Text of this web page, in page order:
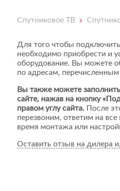
Спутниковое ТВ
Для того чтобы
необходимо приобрести и
оборудование. Вы можете
по адресам,
Вы также можете
сайте, нажав на кнопку
правом углу сайта. После
перезвоним, ответим на
время монтажа или
Оставить отзыв на дилера